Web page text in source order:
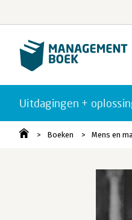
Uitdagingen +
Boeken Mens en